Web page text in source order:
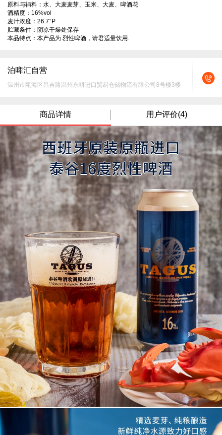
原料与辅料：水、大麦麦芽、玉米、大麦、啤酒花
酒精度：16%vol
麦汁浓度：26.7°P
贮藏条件：阴凉干燥处保存
本品特点：本产品为 烈性啤酒，请君适量饮用.
泊啤汇自营
温州市瓯海区昌吉路温州东耕进口贸易仓储物流有限公司8号楼3楼
商品详情 用户评价(4)